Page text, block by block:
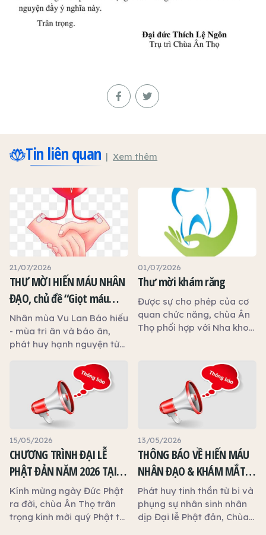
Tin liên quan Xem thêm
21/07/2026
THƯ MỜI HIẾN MÁU NHÂN
ĐẠO, chủ đề “Giọt máu
hiếu thảo - mùa Vu lan”
Nhân mùa Vu Lan Báo hiếu
- mùa tri ân và báo ân,
phát huy hạnh nguyện từ
Giáo hội Phật giáo Việt
Nam tỉnh Tây Ninh, Hội Chữ
thập đỏ tỉnh Tây Ninh và
chùa Ân Thọ phối hợp với
Bệnh viện Chợ Rẫy
(TP.HCM) tổ chức chương
trình Hiến máu nhân đạo.
Kính mời quý Phật tử và
quý thiện tín cùng phát
tâm tham gia, trao tặng
những giọt máu hiếu thảo,
góp phần cứu người, lan
01/07/2026
Thư mời khám răng
Được sự cho phép của cơ
quan chức năng, chùa Ân
Thọ phối hợp với Nha khoa
chăm sóc sức khỏe răng
miệng miễn phí nhằm góp
phần chăm sóc sức khỏe
cộng đồng.
15/05/2026
CHƯƠNG TRÌNH ĐẠI LỄ
PHẬT ĐẢN NĂM 2026 TẠI
CHÙA ÂN THỌ
Kính mừng ngày Đức Phật
ra đời, chùa Ân Thọ trân
trọng kính mời quý Phật tử
13/05/2026
THÔNG BÁO VỀ HIẾN MÁU
NHÂN ĐẠO & KHÁM MẮT
MIỄN PHÍ NHÂN DỊP ĐẠI LỄ
PHẬT ĐẢN TẠI CHÙA ÂN
THỌ
Phát huy tinh thần từ bi và
phụng sự nhân sinh nhân
dịp Đại lễ Phật đản, Chùa